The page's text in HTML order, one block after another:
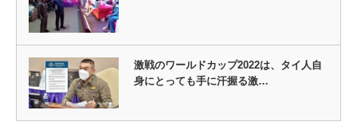
激戦のワールドカップ2022は、タイ人自
身にとっても手に汗握る激…